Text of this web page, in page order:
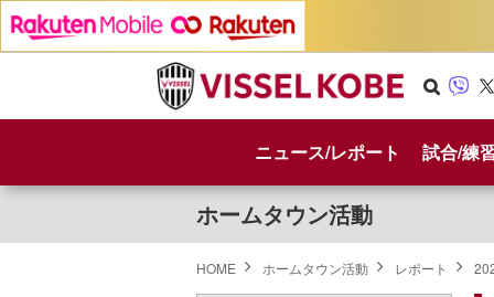
h
ニュース/レポート 試合/練
ホームタウン活動
HOME ホームタウン活動 レポート